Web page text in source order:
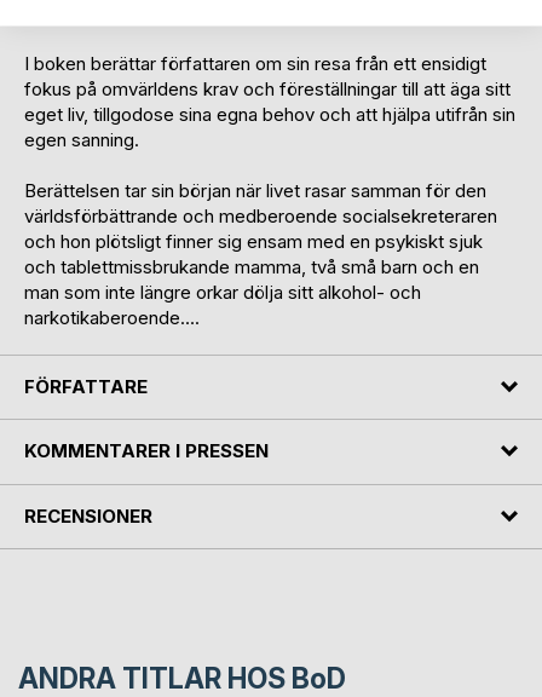
I boken berättar författaren om sin resa från ett ensidigt
fokus på omvärldens krav och föreställningar till att äga sitt
eget liv, tillgodose sina egna behov och att hjälpa utifrån sin
egen sanning.
Berättelsen tar sin början när livet rasar samman för den
världsförbättrande och medberoende socialsekreteraren
och hon plötsligt finner sig ensam med en psykiskt sjuk
och tablettmissbrukande mamma, två små barn och en
man som inte längre orkar dölja sitt alkohol- och
narkotikaberoende….
FÖRFATTARE
KOMMENTARER I PRESSEN
RECENSIONER
ANDRA TITLAR HOS BoD